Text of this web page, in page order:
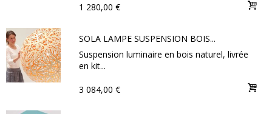
1 280,00 €
SOLA LAMPE SUSPENSION BOIS...
Suspension luminaire en bois naturel, livrée
en kit...
3 084,00 €